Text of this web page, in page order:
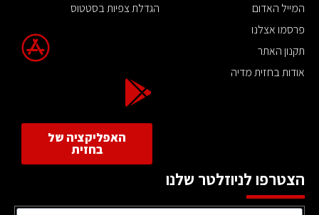
המייל האדום
פרסמו אצלנו
תקנון האתר
אודות בחזית מדיה
הגדלת צפיות בסטטוס
האפליקציה של
בחזית
הצטרפו לניוזלטר שלנו